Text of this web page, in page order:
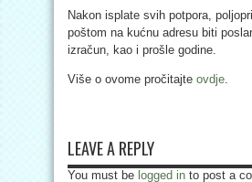
Nakon isplate svih potpora,
poštom na kućnu adresu biti
izračun, kao i prošle godine.
Više o ovome pročitajte ovdje.
LEAVE A REPLY
You must be logged in to post a